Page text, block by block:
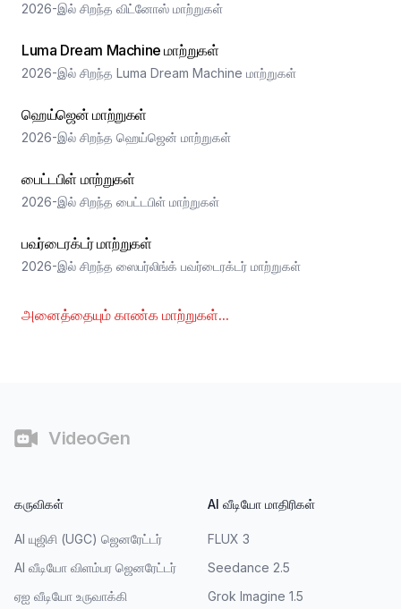
2026-இல் சிறந்த விட்னோஸ் மாற்றுகள்
Luma Dream Machine மாற்றுகள்
2026-இல் சிறந்த Luma Dream Machine மாற்றுகள்
ஹெய்ஜென் மாற்றுகள்
2026-இல் சிறந்த ஹெய்ஜென் மாற்றுகள்
பைட்டபிள் மாற்றுகள்
2026-இல் சிறந்த பைட்டபிள் மாற்றுகள்
பவர்டைரக்டர் மாற்றுகள்
2026-இல் சிறந்த ஸைபர்லிங்க் பவர்டைரக்டர் மாற்றுகள்
அனைத்தையும் காண்க மாற்றுகள்...
VideoGen
கருவிகள்
AI யுஜிசி (UGC) ஜெனரேட்டர்
AI வீடியோ விளம்பர ஜெனரேட்டர்
ஏஐ வீடியோ உருவாக்கி
AI வீடியோ மாதிரிகள்
FLUX 3
Seedance 2.5
Grok Imagine 1.5